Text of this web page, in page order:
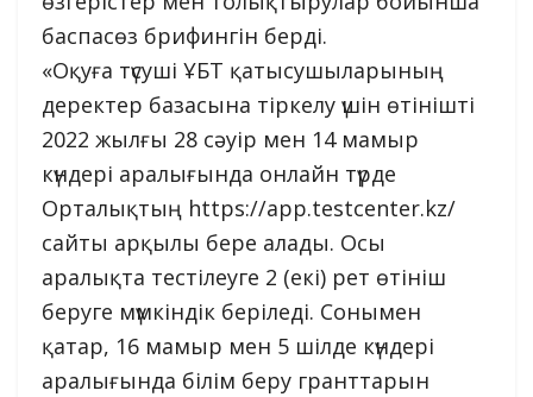
баспасөз брифингін берді.
«Оқуға түсуші ҰБТ қатысушыларының
деректер базасына тіркелу үшін өтінішті
2022 жылғы 28 сәуір мен 14 мамыр
күндері аралығында онлайн түрде
Орталықтың https://app.testcenter.kz/
сайты арқылы бере алады. Осы
аралықта тестілеуге 2 (екі) рет өтініш
беруге мүмкіндік беріледі. Сонымен
қатар, 16 мамыр мен 5 шілде күндері
аралығында білім беру гранттарын